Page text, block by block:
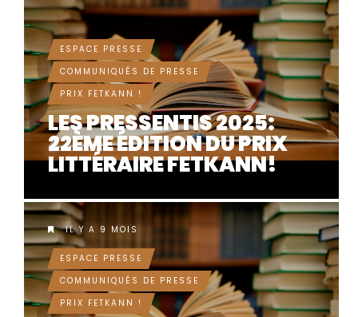
ESPACE PRESSE
COMMUNIQUÉS DE PRESSE
PRIX FETKANN !
LES PRESSENTIS 2025:
22ÈME ÉDITION DU PRIX
LITTÉRAIRE FETKANN!
IL Y A 9 MOIS
ESPACE PRESSE
COMMUNIQUÉS DE PRESSE
PRIX FETKANN !